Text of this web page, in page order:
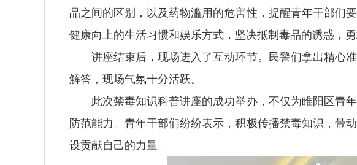
品之间的区别，以及药物滥用的危害性，提醒青年干部们
健康向上的生活习惯和娱乐方式，坚决抵制毒品的诱惑，勇
讲座结束后，现场进入了互动环节。民警们拿出精心准
解答，现场气氛十分活跃。
此次禁毒知识科普讲座的成功举办，不仅为睢阳区青年
防范能力。青年干部们纷纷表示，积极传播禁毒知识，带
设贡献自己的力量。